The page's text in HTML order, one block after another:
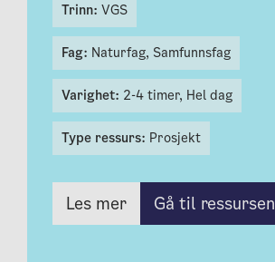
Trinn: VGS
Fag: Naturfag, Samfunnsfag
Varighet: 2-4 timer, Hel dag
Type ressurs: Prosjekt
Les mer Gå til ressursen